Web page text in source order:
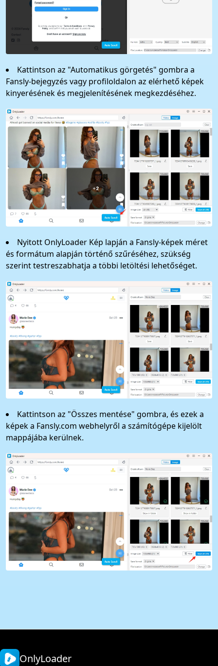
Kattintson az "Automatikus görgetés" gombra a
Fansly-bejegyzés vagy profiloldalon az elérhető képek
kinyerésének és megjelenítésének megkezdéséhez.
Nyitott OnlyLoader Kép lapján a Fansly-képek méret
és formátum alapján történő szűréséhez, szükség
szerint testreszabhatja a többi letöltési lehetőséget.
Kattintson az "Összes mentése" gombra, és ezek a
képek a Fansly.com webhelyről a számítógépe kijelölt
mappájába kerülnek.
OnlyLoader